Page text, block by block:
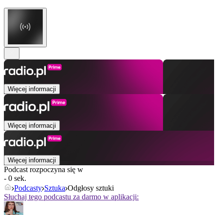
Więcej informacji
Więcej informacji
Więcej informacji
Podcast rozpoczyna się w
- 0 sek.
Podcasty Sztuka Odgłosy sztuki
Słuchaj tego podcastu za darmo w aplikacji: